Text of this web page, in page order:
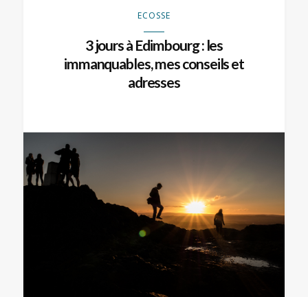
ECOSSE
3 jours à Edimbourg : les
immanquables, mes conseils et
adresses